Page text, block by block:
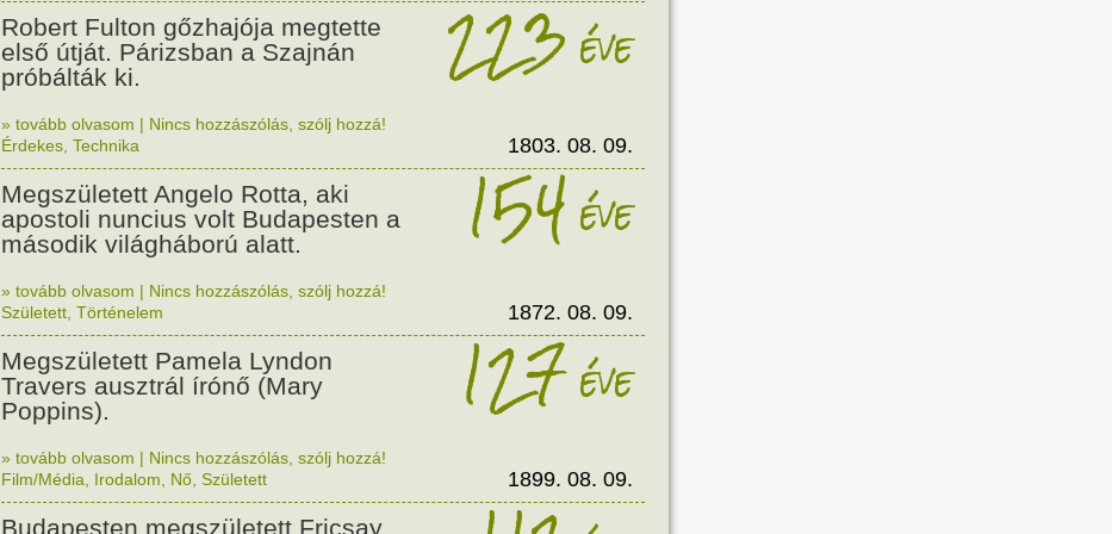
Robert Fulton gőzhajója megtette
első útját. Párizsban a Szajnán
próbálták ki.
223éve
» tovább olvasom | Nincs hozzászólás, szólj hozzá!
Érdekes Technika 1803. 08. 09.
Megszületett Angelo Rotta, aki
apostoli nuncius volt Budapesten a
második világháború alatt.
154éve
» tovább olvasom | Nincs hozzászólás, szólj hozzá!
Született Történelem 1872. 08. 09.
Megszületett Pamela Lyndon
Travers ausztrál írónő (Mary
Poppins).
127éve
» tovább olvasom | Nincs hozzászólás, szólj hozzá!
Film/Média
Irodalom Nő Született 1899. 08. 09.
Budapesten megszületett Fricsay